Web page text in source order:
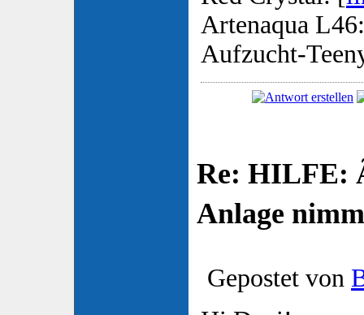
Artenaqua
Aufzucht-
Re: HILFE:
Anlage
Gepostet von